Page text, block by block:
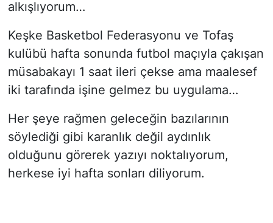
alkışlıyorum…
Keşke Basketbol Federasyonu ve Tofaş
kulübü hafta sonunda futbol maçıyla çakışan
müsabakayı 1 saat ileri çekse ama maalesef
iki tarafında işine gelmez bu uygulama…
Her şeye rağmen geleceğin bazılarının
söylediği gibi karanlık değil aydınlık
olduğunu görerek yazıyı noktalıyorum,
herkese iyi hafta sonları diliyorum.